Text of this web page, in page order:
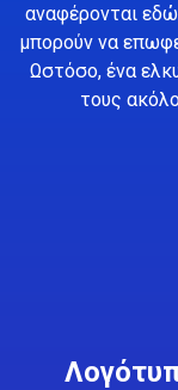
αναφέρονται
μπορούν να
Ωστόσο, ένα
τους